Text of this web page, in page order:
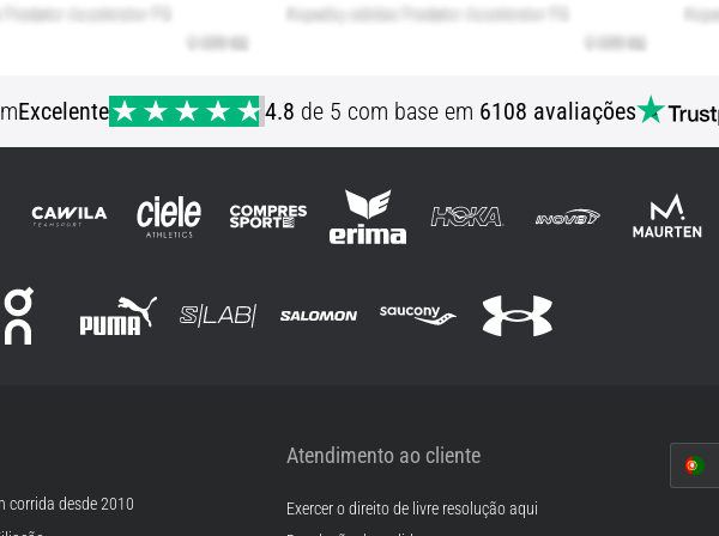
Excelente 4.8 de 5 com base em 6108 avaliações
corrida desde 2010
Atendimento ao cliente
Exercer o direito de livre resolução aqui